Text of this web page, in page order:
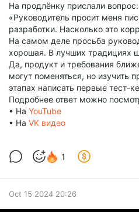
На продлёнку прислали вопрос:
«Руководитель просит меня
разработки. Насколько это
На самом деле просьба
хорошая. В лучших традициях
Да, продукт и требования
могут поменяться, но изучить
этапах написать первые тест-
Подробнее ответ можно
• На YouTube
• На VK видео
1
Oct 15 2024 20:26